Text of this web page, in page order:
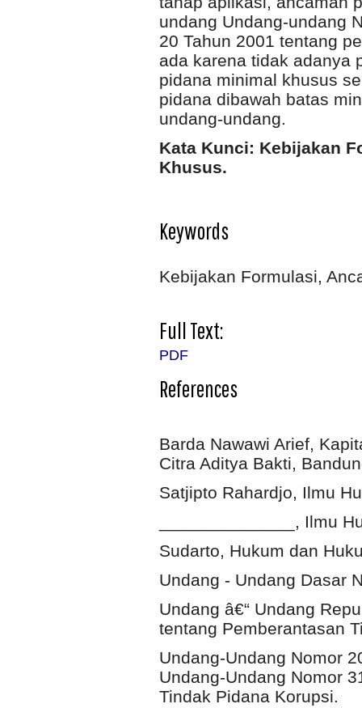
undang Undang-undang
20 Tahun 2001 tentang
ada karena tidak adanya
pidana minimal khusus
pidana dibawah batas
undang-undang.
Kata Kunci: Kebijakan
Khusus.
Keywords
Kebijakan Formulasi,
Full Text:
PDF
References
Barda Nawawi Arief,
Citra Aditya Bakti,
Satjipto Rahardjo, Ilmu
______________, Ilmu
Sudarto, Hukum dan
Undang - Undang Dasar
Undang â€“ Undang
tentang Pemberantasan
Undang-Undang Nomor
Undang-Undang Nomor
Tindak Pidana Korupsi.